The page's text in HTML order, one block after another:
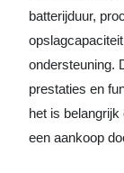
batterijduur,
ondersteuning.
prestaties en
het is
een aankoop